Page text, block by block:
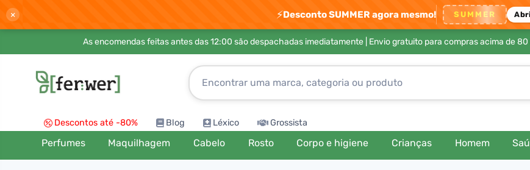
× ⚡Desconto SUMMER agora mesmo! SUMMER
As encomendas feitas antes das 12:00 são despachadas imediatamente | Envio gratuito para compras acima de 80
Descontos até -80% Blog Léxico Grossista
Perfumes Maquilhagem Cabelo Rosto Corpo e higiene Crianças Homem